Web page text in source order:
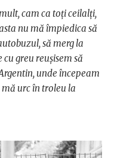
cam ca toţi ceilalţi,
nu mă împiedica să
să merg la
greu reuşisem să
unde începeam
mă urc în troleu la